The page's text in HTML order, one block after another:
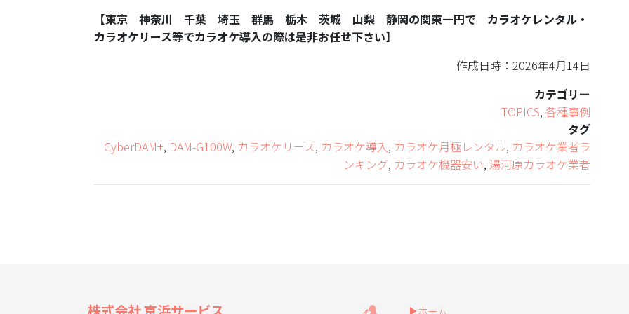
【東京 神奈川 千葉 埼玉 群馬 栃木 茨城 山梨 静岡の関東一円で カラオケレンタル・
カラオケリース等でカラオケ導入の際は是非お任せ下さい】
作成日時：2026年4月14日
カテゴリー
TOPICS,各種事例
タグ
CyberDAM+, DAM-G100W, カラオケリース, カラオケ導入, カラオケ月極レンタル, カラオケ業者ラ
ンキング, カラオケ機器安い,湯河原カラオケ業者
ホーム